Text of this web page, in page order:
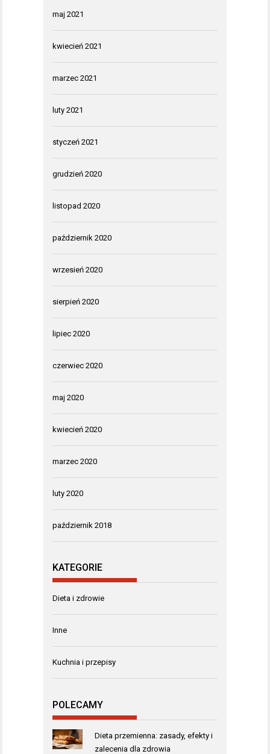
maj 2021
kwiecień 2021
marzec 2021
luty 2021
styczeń 2021
grudzień 2020
listopad 2020
październik 2020
wrzesień 2020
sierpień 2020
lipiec 2020
czerwiec 2020
maj 2020
kwiecień 2020
marzec 2020
luty 2020
październik 2018
KATEGORIE
Dieta i zdrowie
Inne
Kuchnia i przepisy
POLECAMY
Dieta przemienna: zasady, efekty i
zalecenia dla zdrowia